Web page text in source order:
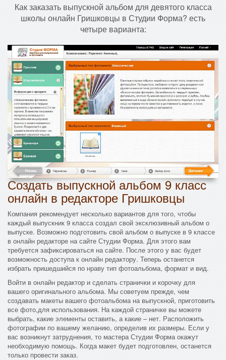
Как заказать выпускной альбом для девятого класса
школы онлайн Гришковцы в Студии Форма? есть
четыре варианта:
Создать выпускной альбом 9 класс
онлайн в редакторе Гришковцы
Компания рекомендует несколько вариантов для того, чтобы
каждый выпускник 9 класса создал свой эксклюзивный альбом о
выпуске. Возможно подготовить свой альбом о выпуске в 9 классе
в онлайн редакторе на сайте Студии Форма. Для этого вам
требуется зафиксироваться на сайте. После этого у вас будет
возможность доступа к онлайн редактору. Теперь останется
избрать пришедшийся по нраву тип фотоальбома, формат и вид.
Войти в онлайн редактор и сделать странички и корочку для
вашего оригинального альбома. Мы советуем прежде, чем
создавать макеты вашего фотоальбома на выпускной, приготовить
все фото,для использования. На каждой страничке вы можете
выбрать, какие элементы оставить, а какие – нет. Расположить
фотографии по вашему желанию, определив их размеры. Если у
вас возникнут затруднения, то мастера Студии Форма окажут
необходимую помощь. Когда макет будет подготовлен, останется
только провести заказ.